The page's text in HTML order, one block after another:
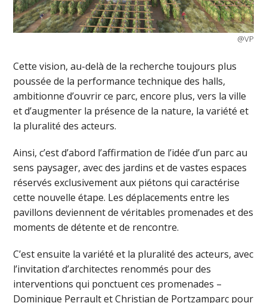
@VP
Cette vision, au-delà de la recherche toujours plus
poussée de la performance technique des halls,
ambitionne d’ouvrir ce parc, encore plus, vers la ville
et d’augmenter la présence de la nature, la variété et
la pluralité des acteurs.
Ainsi, c’est d’abord l’affirmation de l’idée d’un parc au
sens paysager, avec des jardins et de vastes espaces
réservés exclusivement aux piétons qui caractérise
cette nouvelle étape. Les déplacements entre les
pavillons deviennent de véritables promenades et des
moments de détente et de rencontre.
C’est ensuite la variété et la pluralité des acteurs, avec
l’invitation d’architectes renommés pour des
interventions qui ponctuent ces promenades –
Dominique Perrault et Christian de Portzamparc pour